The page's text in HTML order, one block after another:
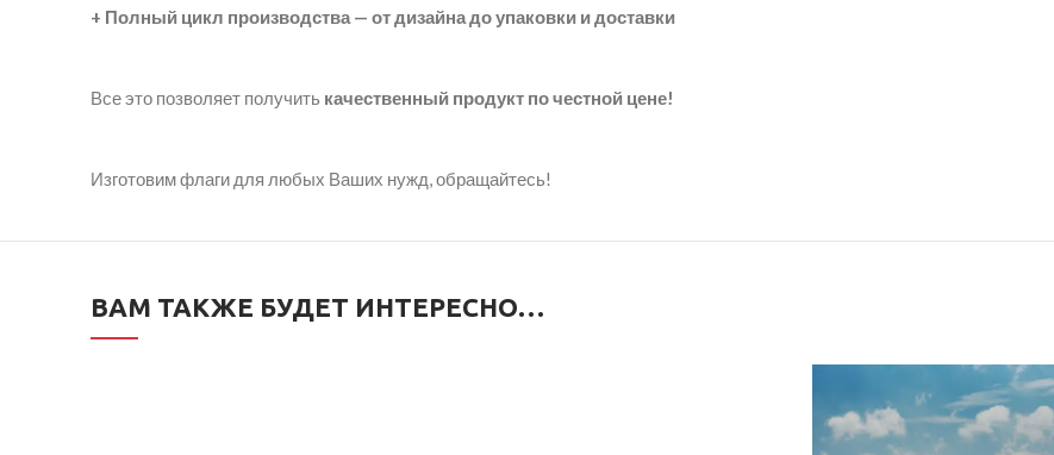
+ Полный цикл производства — от дизайна до упаковки и доставки
Все это позволяет получить качественный продукт по честной цене!
Изготовим флаги для любых Ваших нужд, обращайтесь!
ВАМ ТАКЖЕ БУДЕТ ИНТЕРЕСНО…